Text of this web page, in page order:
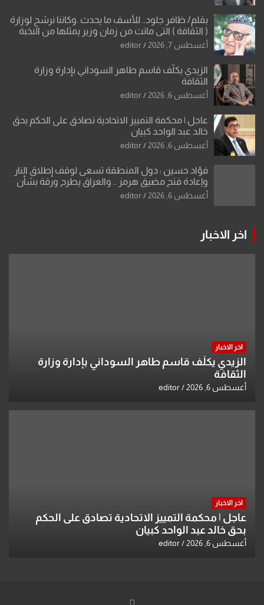
بقلم/ ظافر جلود.. للأسف ما يحدث .وكاننا نرشح لوزارة
( الثقافة ) التي ماتت من زمان وزير يمثلها من النخبة
والإرث العظيم للثقافة العراقية..
أغسطس 7, 2026 editor
الزيدي يكلّف قاسم طاهر السوداني بإدارة وزارة
الثقافة
أغسطس 6, 2026 editor
عاجل | محكمة التمييز الاتحادية تصادق على الحكم بحق
خالد عبد الواحد كبيان
أغسطس 6, 2026 editor
فؤاد حسين : دول المنطقة تسعى لوقف إطلاق النار
وإعادة فتح مضيق هرمز .. والعراق يطرح ورقة بشأن
تحولات القدس
أغسطس 6, 2026 editor
اخر الاخبار
اخر الاخبار
الزيدي يكلّف قاسم طاهر السوداني بإدارة وزارة
الثقافة
أغسطس 6, 2026 editor
اخر الاخبار
عاجل | محكمة التمييز الاتحادية تصادق على الحكم
بحق خالد عبد الواحد كبيان
أغسطس 6, 2026 editor